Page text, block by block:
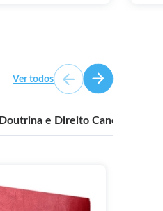
Ver todos
Doutrina e Direito Canônico